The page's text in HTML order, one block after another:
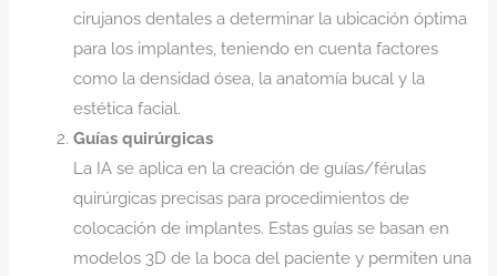
cirujanos dentales a determinar la ubicación óptima
para los implantes, teniendo en cuenta factores
como la densidad ósea, la anatomía bucal y la
estética facial.
Guías quirúrgicas
La IA se aplica en la creación de guías/férulas
quirúrgicas precisas para procedimientos de
colocación de implantes. Estas guías se basan en
modelos 3D de la boca del paciente y permiten una